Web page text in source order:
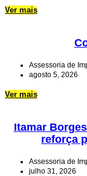
Ver mais
Assessoria de
agosto 5, 2026
Ver mais
Itamar
reforça
Assessoria de
julho 31, 2026